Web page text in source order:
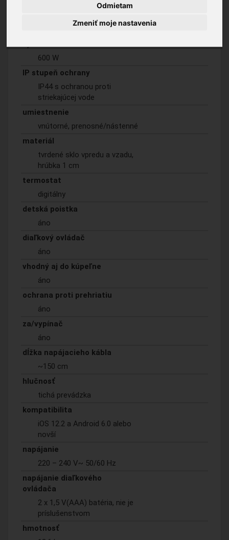
Odmietam
Zmeniť moje nastavenia
600 W
IP stupeň ochrany
IP44 s ochranou proti
striekajúcej vode
umiestnenie
vnútorné, prenosné/nástenné
materiál
tvrdené sklo vpredu a vzadu,
hrúbka 1 cm
termostat
digitálny
detská poistka
áno
diaľkový ovládač
áno
vhodný aj do kúpeľne
áno
ochrana proti prehriatiu
áno
za/vypínač
áno
dĺžka napájacieho kábla
~150 cm
hlučnosť
tichá prevádzka
kompatibilita
iOS 12.2 a Android 6.0 alebo
novší
napájanie
220 – 240 V~ 50/60 Hz
napájanie diaľkového
ovládača
2 x 1,5 V(AAA) batéria, nie je
príslušenstvom
hmotnosť